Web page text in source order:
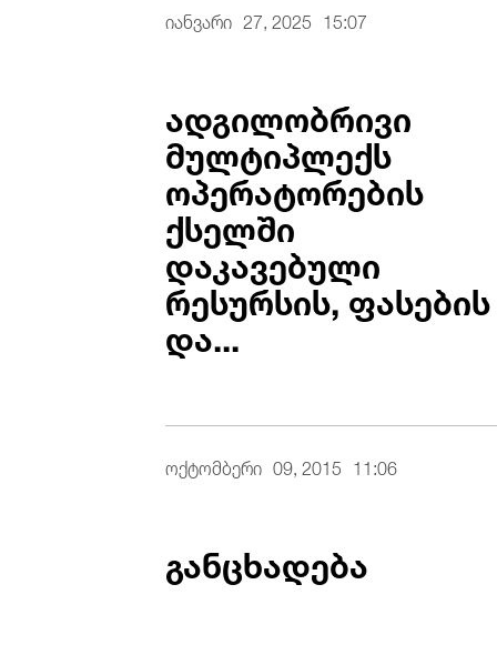
იანვარი 27, 2025 15:07
ადგილობრივი
მულტიპლექს
ოპერატორების
ქსელში
დაკავებული
რესურსის, ფასების
და...
ოქტომბერი 09, 2015 11:06
განცხადება